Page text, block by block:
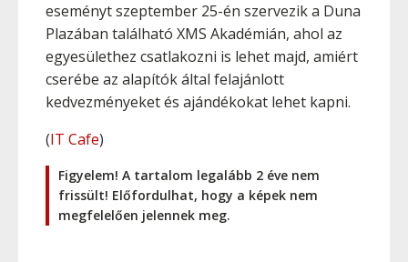
eseményt szeptember 25-én szervezik a Duna
Plazában található XMS Akadémián, ahol az
egyesülethez csatlakozni is lehet majd, amiért
cserébe az alapítók által felajánlott
kedvezményeket és ajándékokat lehet kapni.
(IT Cafe)
Figyelem! A tartalom legalább 2 éve nem
frissült! Előfordulhat, hogy a képek nem
megfelelően jelennek meg.